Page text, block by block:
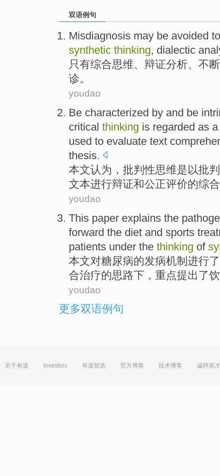
双语例句
Misdiagnosis may be avoided to
synthetic thinking, dialectic
只有综合思维、 辩证分析、 不断
诊。
youdao
Be characterized by and be
critical thinking is regarded as
used to evaluate text
thesis.
本文认为 ， 批判性思维是以批
文本进行辩证和公正评价的综
youdao
This paper explains the
forward the diet and sports
patients under the thinking of
本文对糖尿病的发病机制 进行
合治疗的思路下 ， 重点提出了
youdao
更多双语例句
关于有道 Investors 有道智选 官方博客 技术博客 诚聘英才